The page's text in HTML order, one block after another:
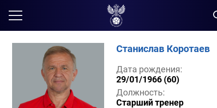
Станислав Коротаев
Дата рождения:
29/01/1966 (60)
Должность:
Старший тренер